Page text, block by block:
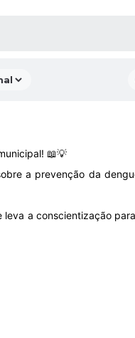
📖💡
a prevenção da
a conscientização